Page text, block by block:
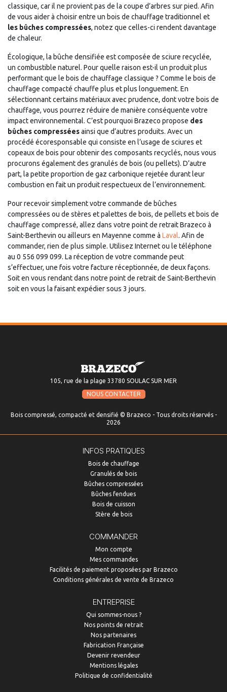
classique, car il ne provient pas de la coupe d’arbres sur pied. Afin
de vous aider à choisir entre un bois de chauffage traditionnel et
les bûches compressées, notez que celles-ci rendent davantage
de chaleur.
Écologique, la bûche densifiée est composée de sciure recyclée,
un combustible naturel. Pour quelle raison est-il un produit plus
performant que le bois de chauffage classique ? Comme le bois de
chauffage compacté chauffe plus et plus longuement. En
sélectionnant certains matériaux avec prudence, dont votre bois de
chauffage, vous pourrez réduire de manière conséquente votre
impact environnemental. C’est pourquoi Brazeco propose des
bûches compresséesainsi que d’autres produits. Avec un
procédé écoresponsable qui consiste en l’usage de sciures et
copeaux de bois pour obtenir des composants recyclés, nous vous
procurons également des granulés de bois (ou pellets). D’autre
part, la petite proportion de gaz carbonique rejetée durant leur
combustion en fait un produit respectueux de l’environnement.
Pour recevoir simplement votre commande de bûches
compressées ou de stères et palettes de bois, de pellets et bois de
chauffage compressé, allez dans votre point de retrait Brazeco à
Saint-Berthevin ou ailleurs en Mayenne comme à Laval. Afin de
commander, rien de plus simple. Utilisez Internet ou le téléphone
au 0 556 099 099. La réception de votre commande peut
s’effectuer, une fois votre facture réceptionnée, de deux façons.
Soit en vous rendant dans notre point de retrait de Saint-Berthevin
soit en vous la faisant expédier sous 3 jours.
105, rue de la plage 33780 SOULAC SUR MER
NOUS CONTACTER
Bois compressé, compacté et densifié © Brazeco - Tous droits réservés -
2026
INFOS PRATIQUES
Bois de chauffage
Granulés de bois
Bûches compressées
Bûches fendues
Bois de cuisson
Stère de bois
COMMANDER
Mon compte
Mes commandes
Facilités de paiement proposées par Brazeco
Conditions générales de vente de Brazeco
ENTREPRISE
Qui sommes-nous ?
Nos points de retrait
Nos partenaires
Fabrication Française
Devenir revendeur
Mentions légales
Politique de confidentialité